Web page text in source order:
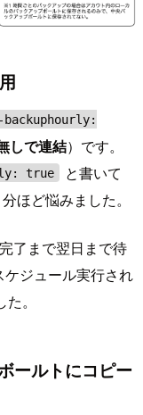
しで連結）です。
true
と書いて
ほど悩みました。
了まで翌日まで待
ジュール実行され
。
ールトにコピー